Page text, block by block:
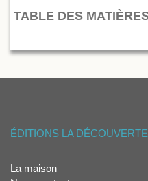
TABLE DES
ÉDITIONS LA DÉCOUVERTE
La maison